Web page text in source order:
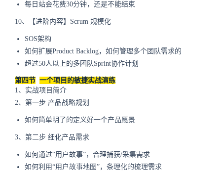
每日站会花费30分钟，还是不能结束
10、【进阶内容】Scrum 规模化
SOS架构
如何扩展Product Backlog，如何管理多个团队需求的
超过50人以上的多团队Sprint协作计划
第四节 一个项目的敏捷实战演练
1、实战项目简介
2、第一步 产品战略规划
如何简单明了的定义好一个产品愿景
3、第二步 细化产品需求
如何通过“用户故事”，合理捕获/采集需求
如何利用“用户故事地图”，条理化的梳理需求